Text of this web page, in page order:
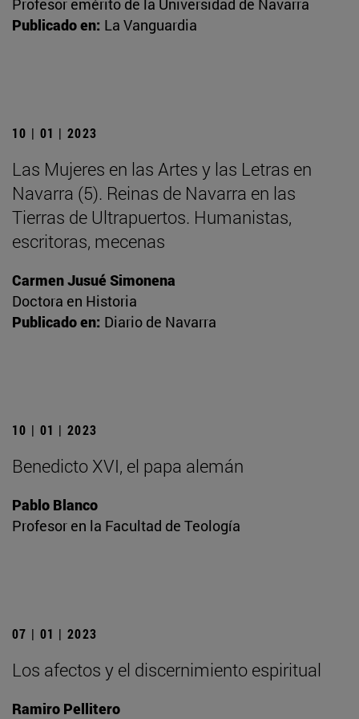
Profesor emérito de la Universidad de Navarra
Publicado en: La Vanguardia
10 | 01 | 2023
Las Mujeres en las Artes y las Letras en
Navarra (5). Reinas de Navarra en las
Tierras de Ultrapuertos. Humanistas,
escritoras, mecenas
Carmen Jusué Simonena
Doctora en Historia
Publicado en: Diario de Navarra
10 | 01 | 2023
Benedicto XVI, el papa alemán
Pablo Blanco
Profesor en la Facultad de Teología
07 | 01 | 2023
Los afectos y el discernimiento espiritual
Ramiro Pellitero